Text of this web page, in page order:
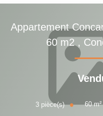
Appartement
60 m2 ,
3 pièce(s) 60m²